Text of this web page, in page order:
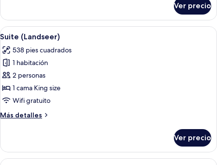
size
(Trafalgar)
1
cama
King
(Trafalgar)
Ver precio
Abrir
todas
las
fotos
de
Suite
(Landseer)
Una habitación de hotel con una
7
Suite (Landseer)
538 pies cuadrados
1 habitación
2 personas
1 cama King size
Wifi gratuito
Más detalles
Más
(Landseer)
Ver precio
Habitación de hotel con dos camas,